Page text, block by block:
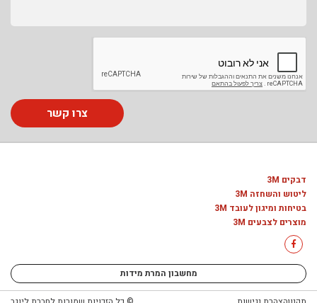
צרו קשר
דבקים 3M
ליטוש והשחזה 3M
בטיחות ומיגון לעובד 3M
מוצרים לצבעים 3M
מחשבון המרת מידות